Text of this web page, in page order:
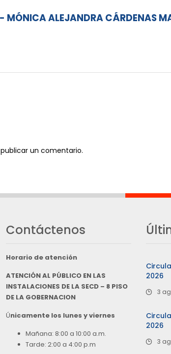
MÓNICA ALEJANDRA CÁRDENAS
un comentario.
Contáctenos
Horario de atención
ATENCIÓN AL PÚBLICO EN LAS
INSTALACIONES DE LA SECD – 8 PISO
DE LA GOBERNACION
Únicamente los lunes y viernes
Mañana: 8:00 a 10:00 a.m.
Tarde: 2:00 a 4:00 p.m
2026
3
2026
3